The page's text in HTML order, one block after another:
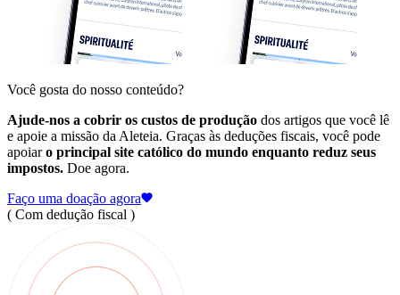
Você gosta do nosso conteúdo?
Ajude-nos a cobrir os custos de produção dos artigos que você lê
e apoie a missão da Aleteia. Graças às deduções fiscais, você pode
apoiaro principal site católico do mundo enquanto reduz seus
impostos. Doe agora.
Faço uma doação agora
( Com dedução fiscal )